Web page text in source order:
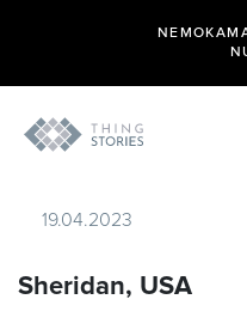
19.04.2023
Sheridan, USA